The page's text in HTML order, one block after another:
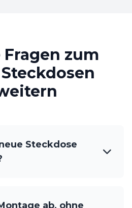
zum
Steckdose
ab, ohne